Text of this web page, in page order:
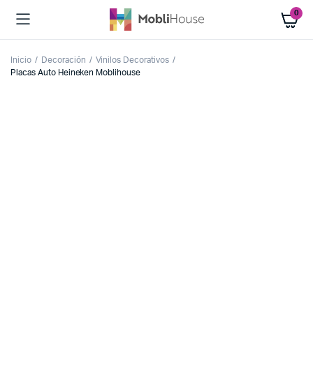
0
Inicio Decoración
Vinilos Decorativos
Placas Auto Heineken Moblihouse